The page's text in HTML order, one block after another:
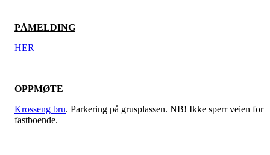
PÅMELDING
HER
OPPMØTE
Krosseng bru. Parkering på grusplassen. NB! Ikke sperr veien for
fastboende.